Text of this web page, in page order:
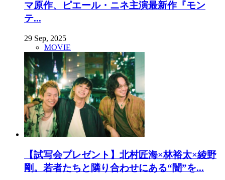
マ原作、ピエール・ニネ主演最新作『モン
テ...
29 Sep, 2025
MOVIE
【試写会プレゼント】北村匠海×林裕太×綾野
剛。若者たちと隣り合わせにある“闇”を...